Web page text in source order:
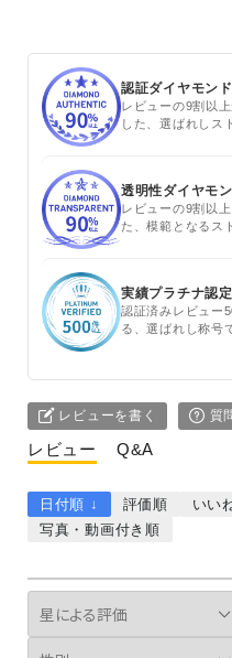
認証ダイヤモン
レビューの9割以
した、選ばれしス
透明性ダイヤモ
レビューの9割以
た、模範となるス
実績プラチナ認定
認証済みレビュー
る、選ばれし称号
レビューを書く 質
レビュー Q&A
日付順 ↓ 評価順 いい
写真・動画付き順